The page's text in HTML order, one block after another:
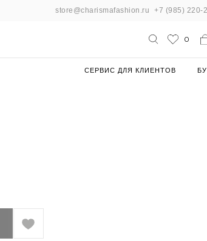
0
СЕРВИС ДЛЯ КЛИЕНТОВ
+7 (985) 220-
store@charismafashion.ru